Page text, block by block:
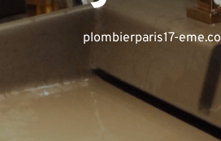
plombierparis17-